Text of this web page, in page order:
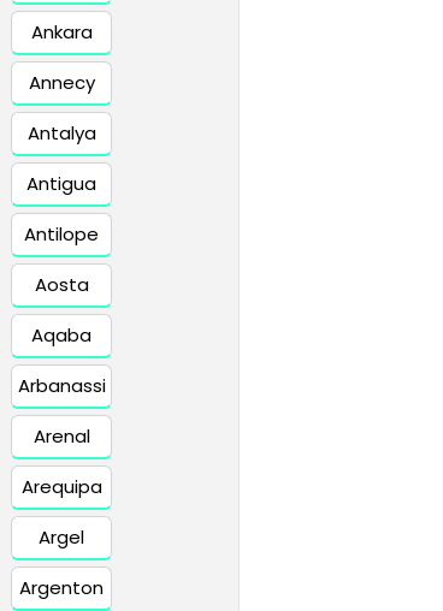
Ankara
Annecy
Antalya
Antigua
Antilope
Aosta
Aqaba
Arbanassi
Arenal
Arequipa
Argel
Argenton